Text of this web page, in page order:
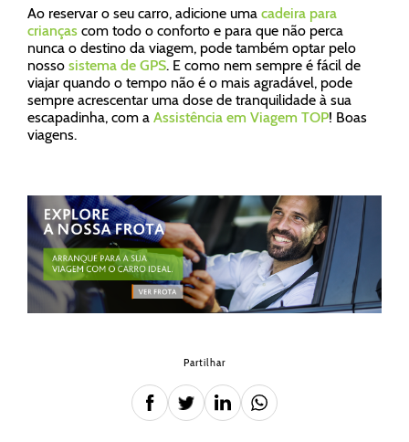
Ao reservar o seu carro, adicione uma cadeira para
crianças com todo o conforto e para que não perca
nunca o destino da viagem, pode também optar pelo
nosso sistema de GPS. E como nem sempre é fácil de
viajar quando o tempo não é o mais agradável, pode
sempre acrescentar uma dose de tranquilidade à sua
escapadinha, com a Assistência em Viagem TOP! Boas
viagens.
Partilhar